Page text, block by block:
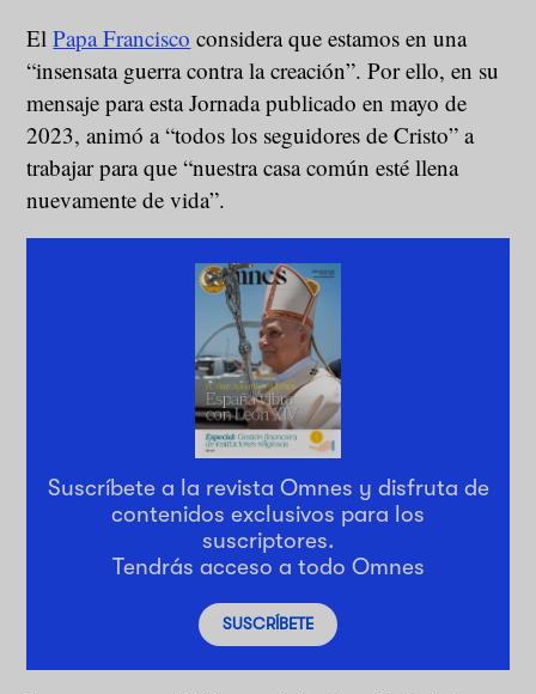
ElPapa Francisco considera que estamos en una
“insensata guerra contra la creación”. Por ello, en su
mensaje para esta Jornada publicado en mayo de
2023, animó a “todos los seguidores de Cristo” a
trabajar para que “nuestra casa común esté llena
nuevamente de vida”.
Suscríbete a la revista Omnes y disfruta de
contenidos exclusivos para los
suscriptores.
Tendrás acceso a todo Omnes
SUSCRÍBETE